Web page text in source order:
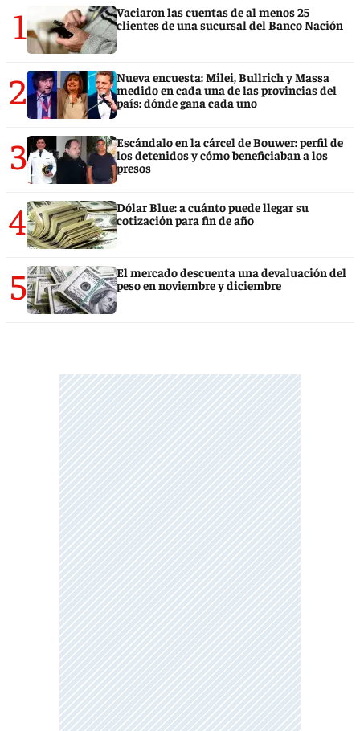
1
Vaciaron las cuentas de al menos 25
clientes de una sucursal del Banco Nación
2
Nueva encuesta: Milei, Bullrich y Massa
medido en cada una de las provincias del
país: dónde gana cada uno
3
Escándalo en la cárcel de Bouwer: perfil de
los detenidos y cómo beneficiaban a los
presos
4
Dólar Blue: a cuánto puede llegar su
cotización para fin de año
5
El mercado descuenta una devaluación del
peso en noviembre y diciembre